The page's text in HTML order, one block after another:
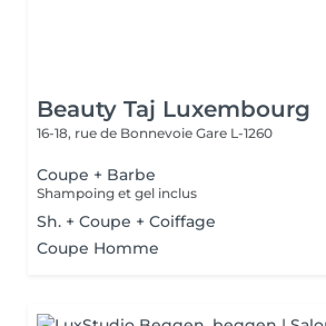
Beauty Taj Luxembourg
16-18, rue de Bonnevoie Gare L-1260
Coupe + Barbe
Shampoing et gel inclus
Sh. + Coupe + Coiffage
Coupe Homme